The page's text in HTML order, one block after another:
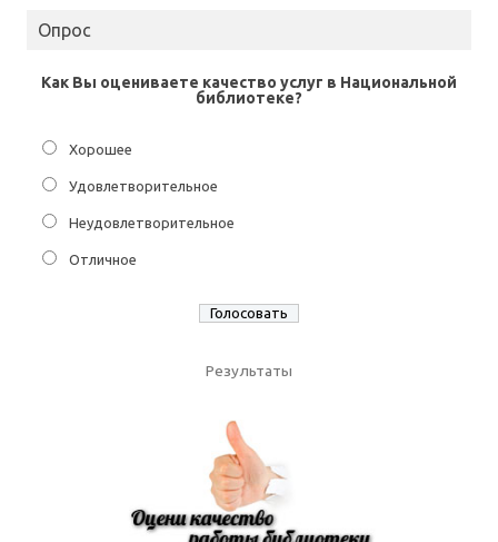
Опрос
Как Вы оцениваете качество услуг в Национальной
библиотеке?
Хорошее
Удовлетворительное
Неудовлетворительное
Отличное
Результаты